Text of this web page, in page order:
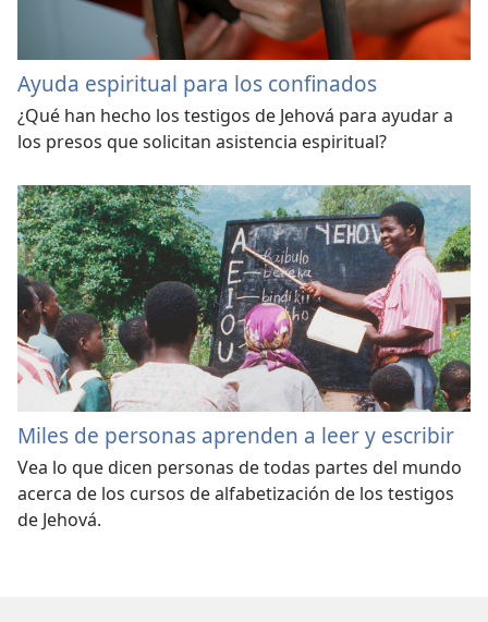
Ayuda espiritual para los confinados
¿Qué han hecho los testigos de Jehová para ayudar a
los presos que solicitan asistencia espiritual?
Miles de personas aprenden a leer y escribir
Vea lo que dicen personas de todas partes del mundo
acerca de los cursos de alfabetización de los testigos
de Jehová.